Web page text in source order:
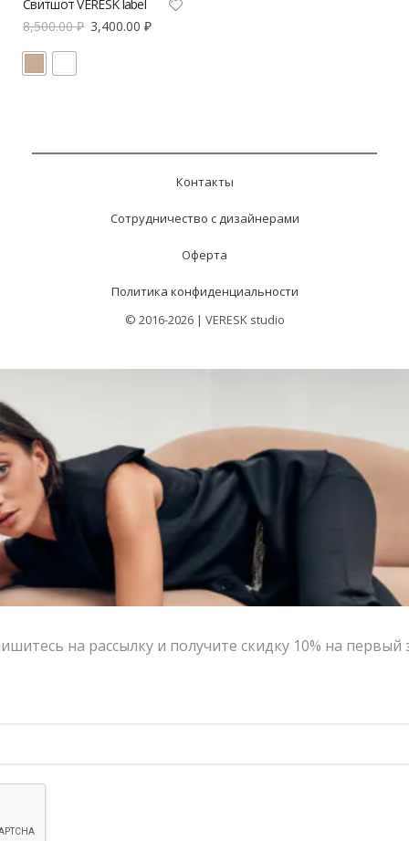
Свитшот VERESK label
8,500.00₽ 3,400.00 ₽
Контакты
Сотрудничество с дизайнерами
Оферта
Политика конфиденциальности
© 2016-2026 | VERESK studio
на рассылку и получите скидку 10% на первый